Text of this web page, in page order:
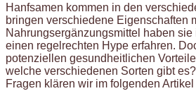
Hanfsamen kommen in den
bringen verschiedene Eigenschaften
Nahrungsergänzungsmittel haben
einen regelrechten Hype erfahren.
potenziellen gesundheitlichen
welche verschiedenen Sorten gibt
Fragen klären wir im folgenden Artikel